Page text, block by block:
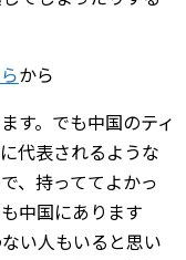
から
す。でも中国のティ
代表されるような
、持っててよかっ
も中国にあります
い人もいると思い